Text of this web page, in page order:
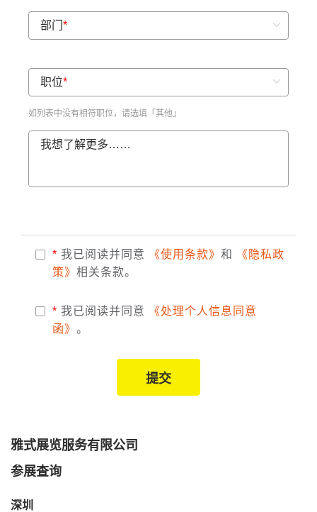
部门 *
职位*
如列表中没有相符职位，请选填「其他」
我想了解更多……
* 我已阅读并同意 《使用条款》 和
《隐私政
策》 相关条款。
* 我已阅读并同意
《处理个人信息同意
函》 。
提交
雅式展览服务有限公司
参展查询
深圳